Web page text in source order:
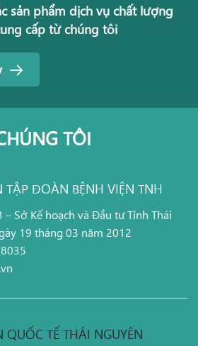
sản phẩm dịch vụ chất lượng
cấp từ chúng tôi
TÔI
TẬP ĐOÀN BỆNH VIỆN TNH
Sở Kế hoạch và Đầu tư Tỉnh Thái
19 tháng 03 năm 2012
TẾ THÁI NGUYÊN